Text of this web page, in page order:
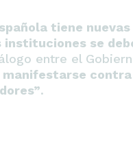
tiene nuevas
instituciones se
entre el
manifestarse
.